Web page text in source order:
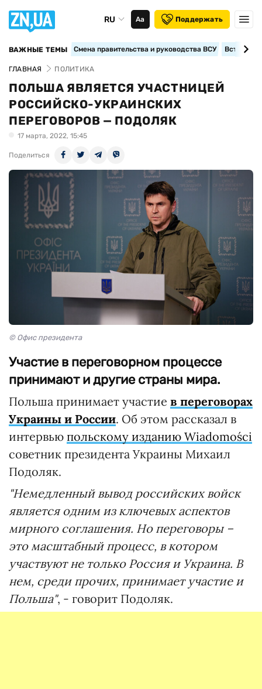
RU Аа Поддержать
ВАЖНЫЕ ТЕМЫ Смена правительства и руководства ВСУ
ГЛАВНАЯ ПОЛИТИКА
ПОЛЬША ЯВЛЯЕТСЯ УЧАСТНИЦЕЙ
РОССИЙСКО-УКРАИНСКИХ
ПЕРЕГОВОРОВ — ПОДОЛЯК
17 марта, 2022, 15:45
Поделиться
© Офис президента
Участие в переговорном процессе
принимают и другие страны мира.
Польша принимает участие в переговорах
Украины и России. Об этом рассказал в
интервью польскому изданию Wiadomości
советник президента Украины Михаил
Подоляк.
"Немедленный вывод российских войск
является одним из ключевых аспектов
мирного соглашения. Но переговоры –
это масштабный процесс, в котором
участвуют не только Россия и Украина. В
нем, среди прочих, принимает участие и
Польша", - говорит Подоляк.